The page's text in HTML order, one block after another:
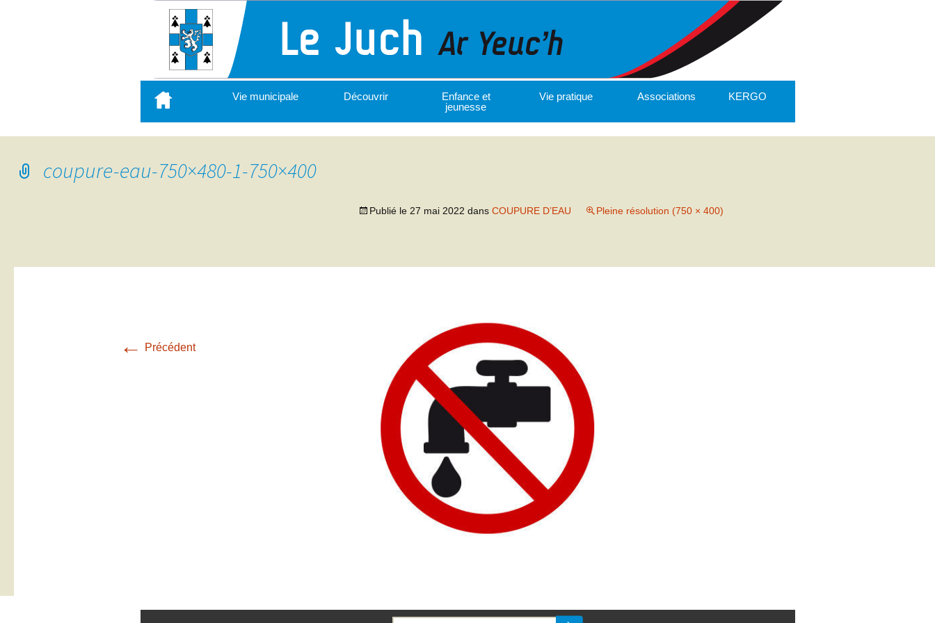
contenu
principal
Vie municipale Découvrir
Enfance et
jeunesse
Vie pratique Associations KERGO
coupure-eau-750×480-1-750×400
Publié le 27 mai 2022 dans COUPURE D’EAU Pleine résolution (750 × 400)
← Précédent